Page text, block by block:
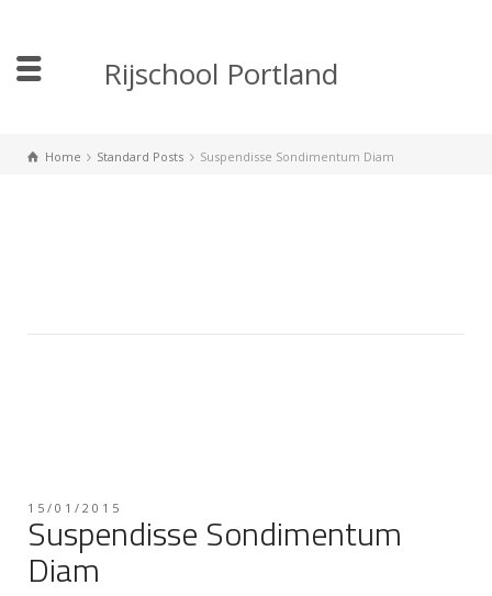
Rijschool Portland
Home Standard Posts Suspendisse Sondimentum Diam
15/01/2015
Suspendisse Sondimentum
Diam